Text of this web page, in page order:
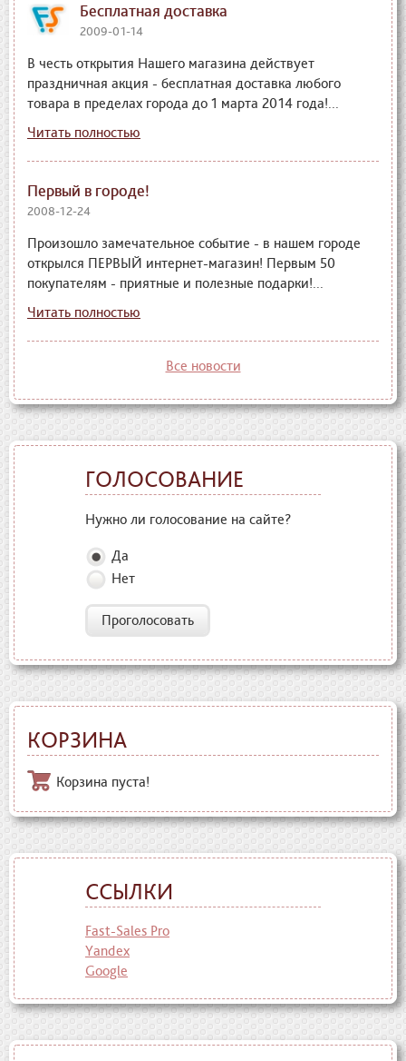
Бесплатная доставка
2009-01-14
В честь открытия Нашего магазина действует
праздничная акция - бесплатная доставка любого
товара в пределах города до 1 марта 2014 года!...
Читать полностью
Первый в городе!
2008-12-24
Произошло замечательное событие - в нашем городе
открылся ПЕРВЫЙ интернет-магазин! Первым 50
покупателям - приятные и полезные подарки!...
Читать полностью
Все новости
ГОЛОСОВАНИЕ
Нужно ли голосование на сайте?
Да
Нет
Проголосовать
КОРЗИНА
Корзина пуста!
ССЫЛКИ
Fast-Sales Pro
Yandex
Google